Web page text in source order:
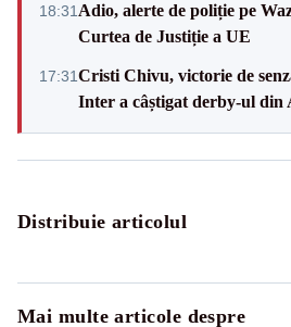
18:31Adio, alerte de poliție pe
Curtea de Justiție a UE
17:31Cristi Chivu, victorie de
Inter a câștigat derby-ul din
Distribuie articolul
Mai multe articole despre